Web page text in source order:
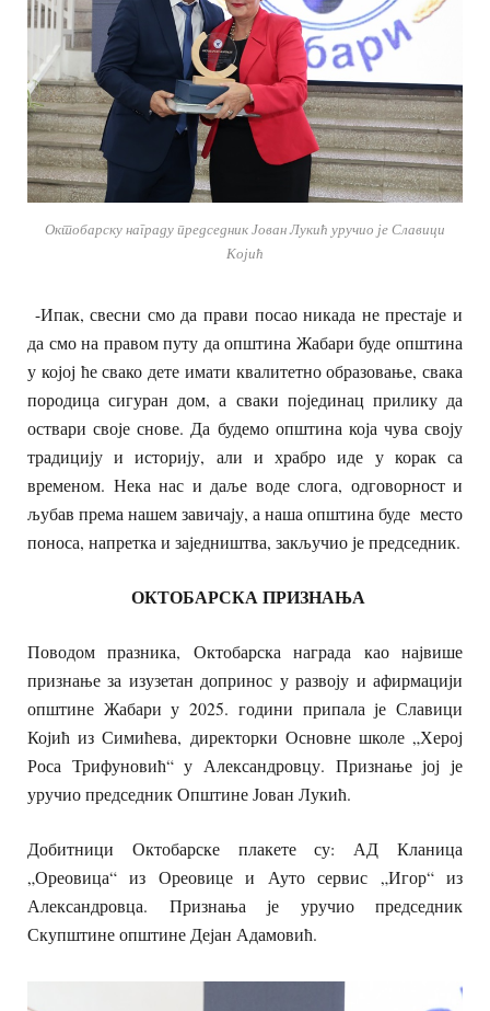
Октобарску награду председник Јован Лукић уручио је Славици
Којић
-Ипак, свесни смо да прави посао никада не престаје и
да смо на правом путу да општина Жабари буде општина
у којој ће свако дете имати квалитетно образовање, свака
породица сигуран дом, а сваки појединац прилику да
оствари своје снове. Да будемо општина која чува своју
традицију и историју, али и храбро иде у корак са
временом. Нека нас и даље воде слога, одговорност и
љубав према нашем завичају, а наша општина буде место
поноса, напретка и заједништва, закључио је председник.
ОКТОБАРСКА ПРИЗНАЊА
Поводом празника, Октобарска награда као највише
признање за изузетан допринос у развоју и афирмацији
општине Жабари у 2025. години припала је Славици
Којић из Симићева, директорки Основне школе „Херој
Роса Трифуновић“ у Александровцу. Признање јој је
уручио председник Општине Јован Лукић.
Добитници Октобарске плакете су: АД Кланица
„Ореовица“ из Ореовице и Ауто сервис „Игор“ из
Александровца. Признања је уручио председник
Скупштине општине Дејан Адамовић.